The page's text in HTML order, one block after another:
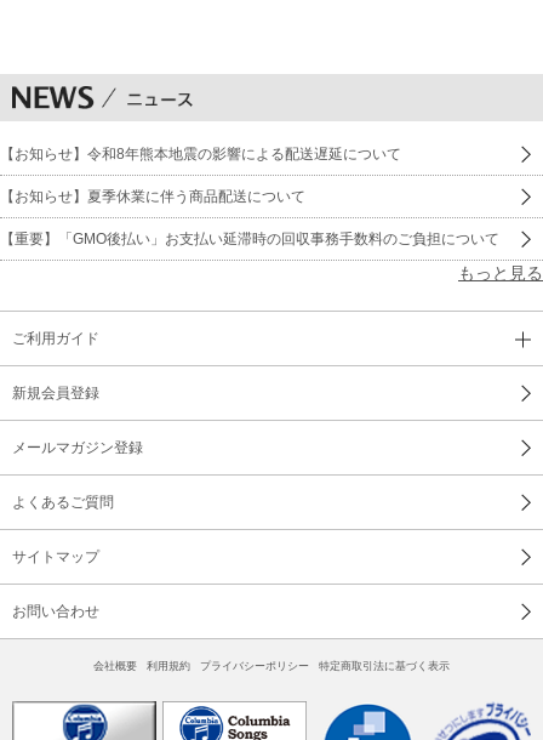
【お知らせ】令和8年熊本地震の影響による配送遅延について
【お知らせ】夏季休業に伴う商品配送について
【重要】「GMO後払い」お支払い延滞時の回収事務手数料のご負担について
もっと見る
ご利用ガイド
新規会員登録
メールマガジン登録
よくあるご質問
サイトマップ
お問い合わせ
会社概要 利用規約 プライバシーポリシー 特定商取引法に基づく表示